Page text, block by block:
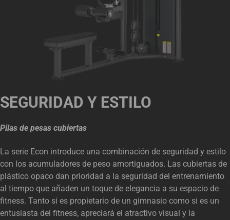
SEGURIDAD Y ESTILO
Pilas de pesas cubiertas
La serie Econ introduce una combinación de seguridad y estilo
con los acumuladores de peso amortiguados. Las cubiertas de
plástico opaco dan prioridad a la seguridad del entrenamiento
al tiempo que añaden un toque de elegancia a su espacio de
fitness. Tanto si es propietario de un gimnasio como si es un
entusiasta del fitness, apreciará el atractivo visual y la